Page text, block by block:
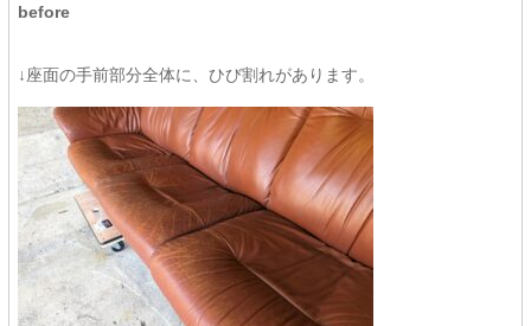
before
↓座面の手前部分全体に、ひび割れがあります。